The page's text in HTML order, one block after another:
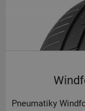
Pneumatiky